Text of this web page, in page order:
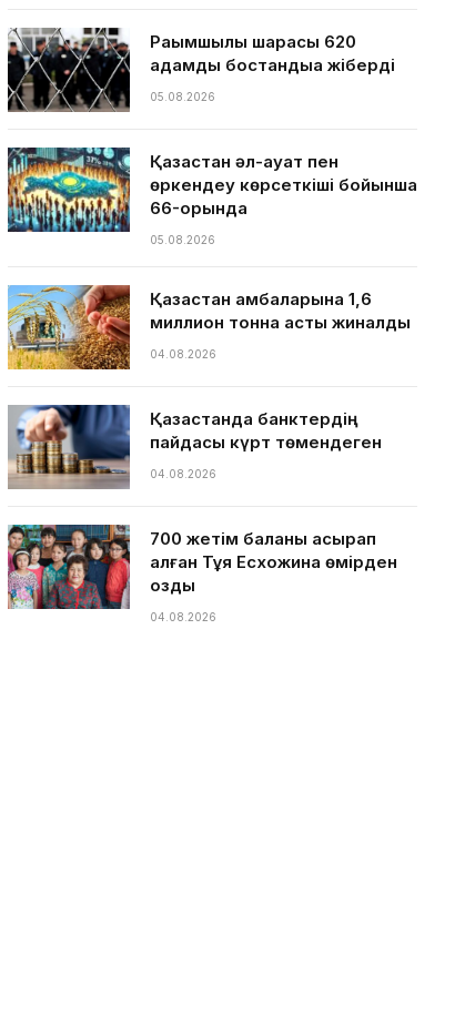
Рақымшылық шарасы 620
адамды бостандыққа жіберді
05.08.2026
Қазақстан әл-ауқат пен
өркендеу көрсеткіші бойынша
66-орында
05.08.2026
Қазақстан қамбаларына 1,6
миллион тонна астық жиналды
04.08.2026
Қазақстанда банктердің
пайдасы күрт төмендеген
04.08.2026
700 жетім баланы асырап
алған Тұяқ Есхожина өмірден
озды
04.08.2026